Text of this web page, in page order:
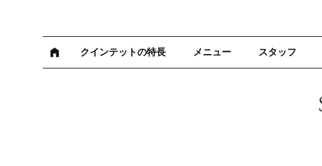
クインテットの特長 メニュー スタッフ